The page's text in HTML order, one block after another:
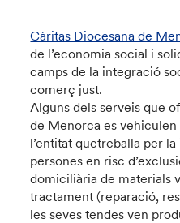
Càritas Diocesana de
de l’economia social i
camps de la integració
comerç just.
Alguns dels serveis que
de Menorca es vehiculen
l’entitat quetreballa per
persones en risc
domiciliària de materials
tractament (reparació,
les seves tendes ven